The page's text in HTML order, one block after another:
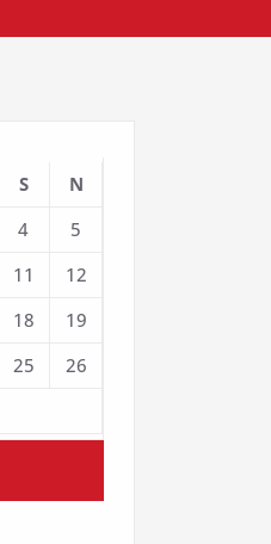
S
N
4
5
11
12
18
19
25
26